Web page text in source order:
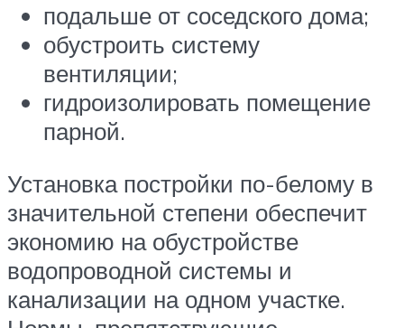
подальше от соседского дома;
обустроить систему
вентиляции;
гидроизолировать помещение
парной.
Установка постройки по-белому в
значительной степени обеспечит
экономию на обустройстве
водопроводной системы и
канализации на одном участке.